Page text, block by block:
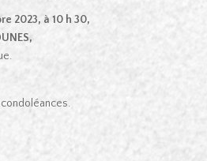
2023, à 10 h 30,